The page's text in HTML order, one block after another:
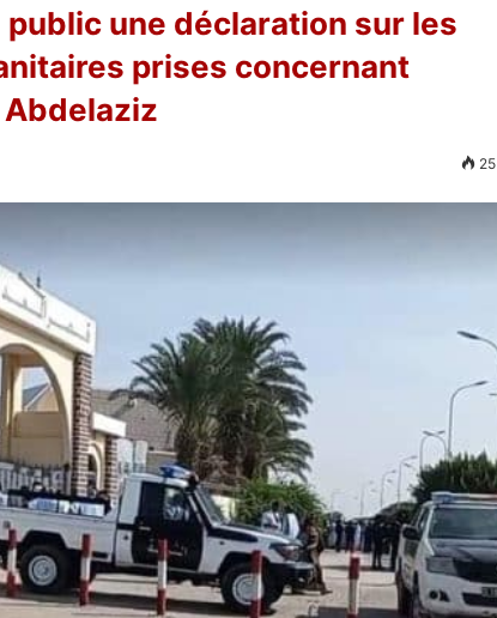
une déclaration sur les
prises concernant
Abdelaziz
25